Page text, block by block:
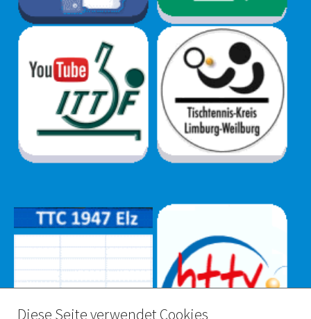
Diese Seite verwendet Cookies